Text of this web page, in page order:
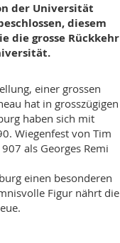
der Universität
diesem
die grosse Rückkehr
einer grossen
hat in grosszügigen
haben sich mit
Wiegenfest von Tim
als Georges Remi
einen besonderen
Figur nährt die